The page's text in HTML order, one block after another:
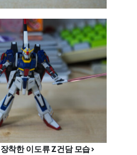
착한 이도류 Z건담 모습>